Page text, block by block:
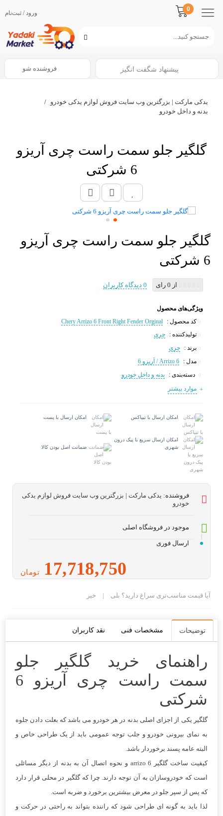
0
ورود / ثبت‌نام
پیشنهاد شگفت انگیز فروشنده شو
یدکی مارکت | بزرگترین وب سایت فروش لوازم یدکی خودرو /
بدنه و داخل خودرو
گلگیر جلو سمت راست چری آریزو
6 شرکتی
گلگیر جلو سمت راست چری آریزو
6 شرکتی
از 0 رای 0 دیدگاه کاربران
ویژگی‌های محصول
کد محصول :
Chery Arrizo 6 Front Right Fender Orginal
تولیدکننده :
چری
برند :
چری
مدل :
Arrizo 6 / آریزو 6
دسته‌بندی :
بدنه و داخل خودرو
موارد بیشتر
امکان ارسال با تیپاکس امکان ارسال با پست
امکان ارسال سریع با پیک درون
شهری
ضمانت اصل بودن کالا
فروشنده: یدکی مارکت | بزرگترین وب سایت فروش لوازم یدکی
خودرو
موجود در فروشگاه اصلی
ارسال فوری
17,718,750 تومان
آیا قیمت مناسب‌تری سراغ دارید؟ بلی | خیر
توضیحات مشخصات فنی نقد کاربران
راهنمای خرید گلگیر جلو
سمت راست چری آریزو 6
شرکتی
گلگیر یکی از اجزای اصلی بدنه در هر خودرو می باشد که بعلت دادن جلوه
به نمای بیرونی خودرو و جلب توجه عمومی باید از یک طراحی خاص و
البته عامه پسند برخوردار باشد.
کیفیت ساخت گلگیر arrizo 6 و نحوه اتصال آن به بدنه از دیگر مسائلی
است که خودروسازان به آن توجه دارند. چرا که گلگیر در محلی قرار دارد
که پس از سپر جلو در معرض بیشترین برخورد و ضربه است.
لذا باید به گونه ای طراحی شود که راننده بتواند به راحتی در حرکت و